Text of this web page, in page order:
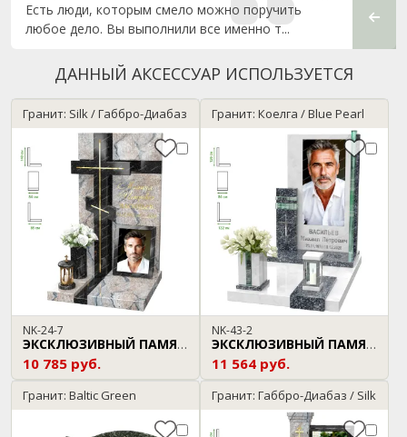
Есть люди, которым смело можно поручить
любое дело. Вы выполнили все именно т...
ДАННЫЙ АКСЕССУАР ИСПОЛЬЗУЕТСЯ
Гранит: Silk / Габбро-Диабаз
NK-24-7
ЭКСКЛЮЗИВНЫЙ ПАМЯТНИК
10 785 руб.
Гранит: Коелга / Blue Pearl
NK-43-2
ЭКСКЛЮЗИВНЫЙ ПАМЯТНИК
11 564 руб.
Гранит: Baltic Green Гранит: Габбро-Диабаз / Silk